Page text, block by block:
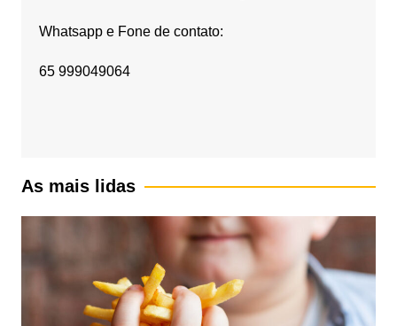
Whatsapp e Fone de contato:
65 999049064
As mais lidas